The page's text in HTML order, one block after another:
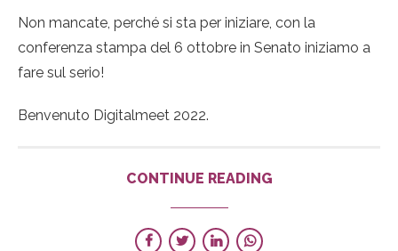
Non mancate, perché si sta per iniziare, con la
conferenza stampa del 6 ottobre in Senato iniziamo a
fare sul serio!
Benvenuto Digitalmeet 2022.
CONTINUE READING